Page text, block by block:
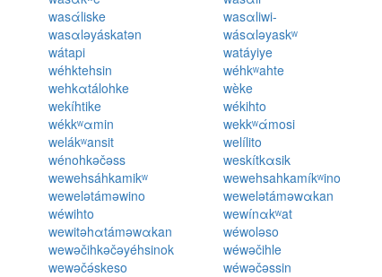
wasάliske wasαliwi-
wasαləyáskatən wásαləyaskʷ
wátapi watáyiye
wéhktehsin wéhkʷahte
wehkαtálohke wèke
wekíhtike wékihto
wékkʷαmin wekkʷάmosi
welákʷansit welílito
wénohkəčəss weskítkαsik
wewehsáhkamikʷ wewehsahkamíkʷino
wewelətáməwino wewelətáməwαkan
wéwihto wewínαkʷat
wewitəhαtáməwαkan wéwoləso
wewəčihkəčəyéhsinok wéwəčihle
wewəčə́skeso wéwəčəssin